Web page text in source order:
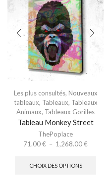
Les plus consultés, Nouveaux
tableaux, Tableaux, Tableaux
Animaux, Tableaux Gorilles
Tableau Monkey Street
ThePoplace
71.00€ – 1,268.00€
CHOIX DES OPTIONS